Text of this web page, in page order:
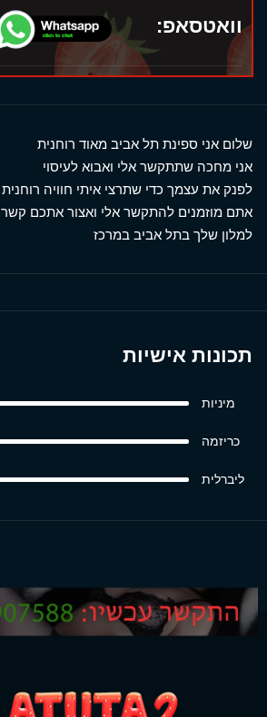
וואטסאפ:
שלום אני ספינת תל אביב מאוד רוחנית
אני מחכה שתתקשר אלי ואבוא לעיסוי
לפנק את עצמך כדי שתרצי איתי חוויה רוחנית
אתם מוזמנים להתקשר אלי ואצור אתכם קשר
למלון שלך בתל אביב במרכז
תכונות אישיות
מיניות
כריזמה
ליברלית